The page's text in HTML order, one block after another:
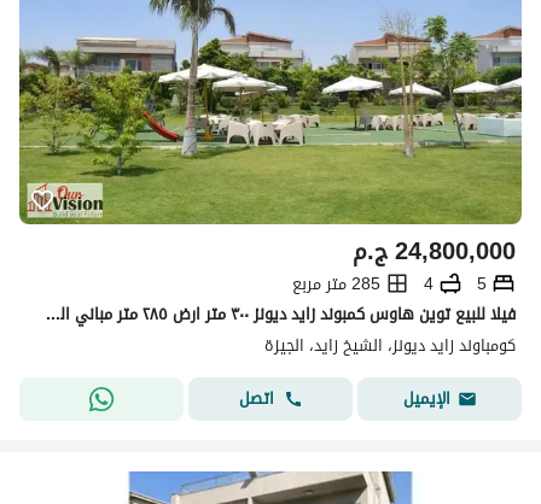
ج.م24,800,000
5
4
285 متر مربع
فيلا للبيع توين هاوس كمبوند زايد ديونز ٣٠٠ متر ارض ٢٨٥ متر مباني الشيخ زايد
كومباوند زايد ديونز، الشيخ زايد، الجيزة
الإيميل
اتصل